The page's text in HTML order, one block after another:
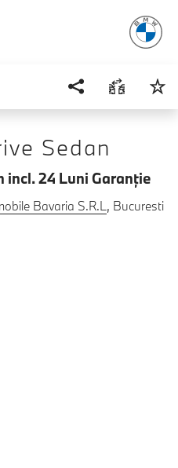
Sedan
incl. 24 Luni Garanţie
Bavaria S.R.L, Bucuresti